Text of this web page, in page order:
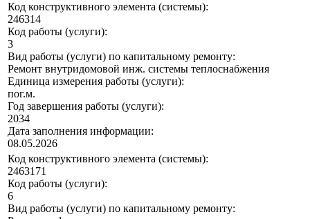
Код конструктивного элемента (системы):
246314
Код работы (услуги):
3
Вид работы (услуги) по капитальному ремонту:
Ремонт внутридомовой инж. системы теплоснабжения
Единица измерения работы (услуги):
пог.м.
Год завершения работы (услуги):
2034
Дата заполнения информации:
08.05.2026
Код конструктивного элемента (системы):
2463171
Код работы (услуги):
6
Вид работы (услуги) по капитальному ремонту: